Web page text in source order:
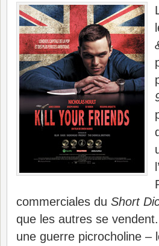
commerciales du Short
que les autres se
une guerre picrocholine –